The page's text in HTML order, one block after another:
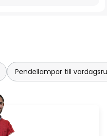
Pendellampor till